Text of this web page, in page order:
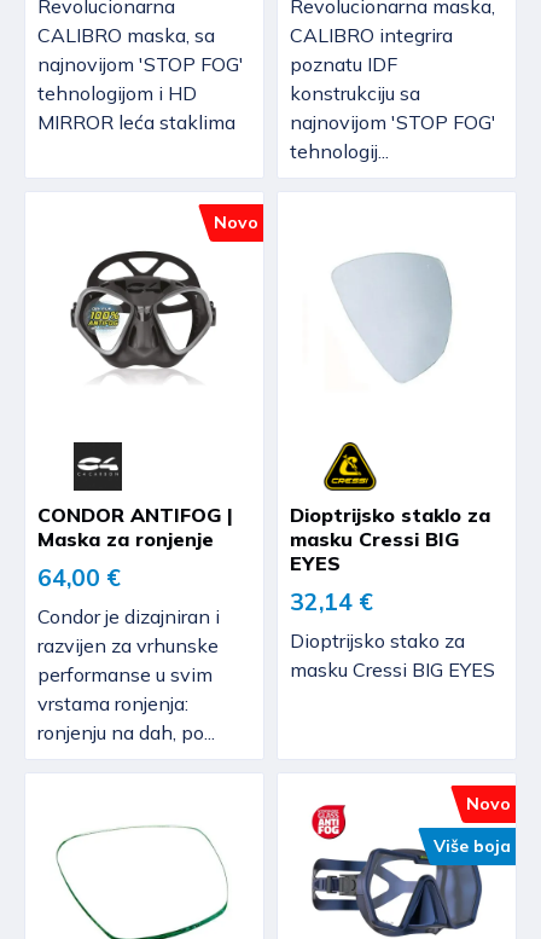
Revolucionarna
CALIBRO maska, sa
najnovijom 'STOP FOG'
tehnologijom i HD
MIRROR leća staklima
Revolucionarna maska,
CALIBRO integrira
poznatu IDF
konstrukciju sa
najnovijom 'STOP FOG'
tehnologij...
Novo
CONDOR ANTIFOG |
Maska za ronjenje
64,00 €
Condor je dizajniran i
razvijen za vrhunske
performanse u svim
vrstama ronjenja:
ronjenju na dah, po...
Dioptrijsko staklo za
masku Cressi BIG
EYES
32,14 €
Dioptrijsko stako za
masku Cressi BIG EYES
Novo
Više boja